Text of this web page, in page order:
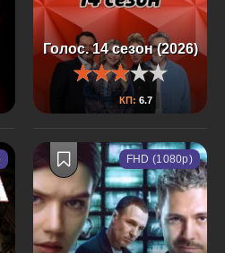
Голос. 14 сезон (2026)
КП: 6.7
FHD (1080p)